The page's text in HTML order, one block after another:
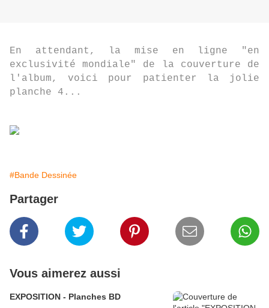
En attendant, la mise en ligne "en
exclusivité mondiale" de la couverture de
l'album, voici pour patienter la jolie
planche 4...
#Bande Dessinée
Partager
Vous aimerez aussi
EXPOSITION - Planches BD